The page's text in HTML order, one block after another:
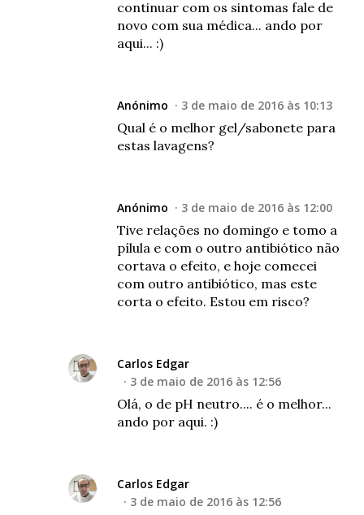
continuar com os sintomas fale de
novo com sua médica... ando por
aqui... :)
Anónimo 3 de maio de 2016 às 10:13
Qual é o melhor gel/sabonete para
estas lavagens?
Anónimo 3 de maio de 2016 às 12:00
Tive relações no domingo e tomo a
pílula e com o outro antibiótico não
cortava o efeito, e hoje comecei
com outro antibiótico, mas este
corta o efeito. Estou em risco?
Carlos Edgar
3 de maio de 2016 às 12:56
Olá, o de pH neutro.... é o melhor...
ando por aqui. :)
Carlos Edgar
3 de maio de 2016 às 12:56